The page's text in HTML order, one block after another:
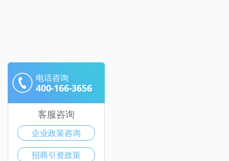
电话咨询
400-166-3656
客服咨询
企业政策咨询
招商引资政策